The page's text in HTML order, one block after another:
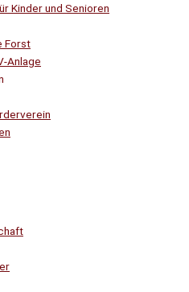
Kinder und Senioren
Forst
Anlage